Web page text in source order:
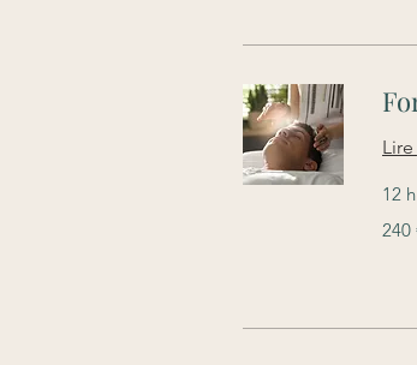
12 h
euros
240